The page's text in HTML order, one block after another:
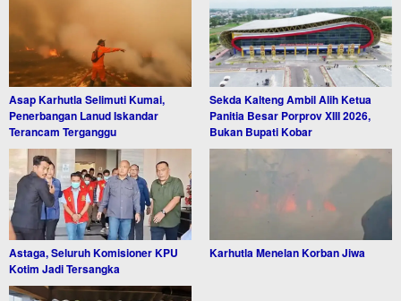
Asap Karhutla Selimuti Kumai,
Penerbangan Lanud Iskandar
Terancam Terganggu
Sekda Kalteng Ambil Alih Ketua
Panitia Besar Porprov XIII 2026,
Bukan Bupati Kobar
Astaga, Seluruh Komisioner KPU
Kotim Jadi Tersangka
Karhutla Menelan Korban Jiwa